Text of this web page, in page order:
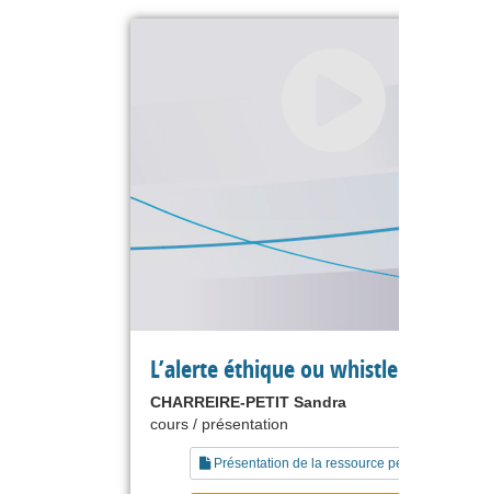
L’alerte éthique ou whistleblowing
CHARREIRE-PETIT Sandra
cours / présentation
Présentation de la ressource pédagogique